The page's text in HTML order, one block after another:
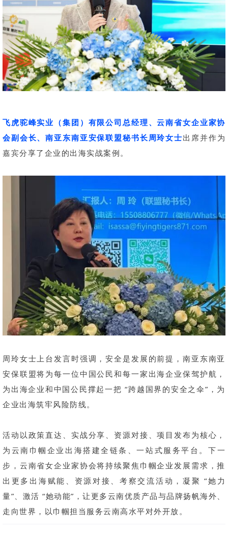
飞虎驼峰实业（集团）有限公司总经理、云南省女企业家协
会副会长、南亚东南亚安保联盟秘书长周玲女士出席并作为
嘉宾分享了企业的出海实战案例。
周玲女士上台发言时强调，安全是发展的前提，南亚东南亚
安保联盟将为每一位中国公民和每一家出海企业保驾护航，
为出海企业和中国公民撑起一把 “跨越国界的安全之伞”，为
企业出海筑牢风险防线。
活动以政策直达、实战分享、资源对接、项目发布为核心，
为云南巾帼企业出海搭建全链条、一站式服务平台。 下一
步，云南省女企业家协会将持续聚焦巾帼企业发展需求，推
出更多出海赋能、资源对接、考察交流活动，凝聚 “她力
量”、激活 “她动能”，让更多云南优质产品与品牌扬帆海外、
走向世界，以巾帼担当服务云南高水平对外开放。